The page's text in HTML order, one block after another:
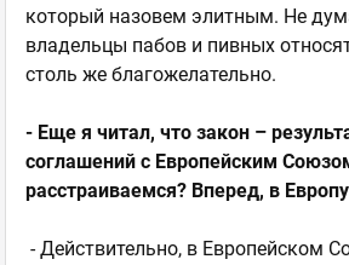
который назовем элитным. Не
владельцы пабов и пивных
столь же благожелательно.
- Еще я читал, что закон –
соглашений с Европейским
расстраиваемся? Вперед, в
- Действительно, в Европейском